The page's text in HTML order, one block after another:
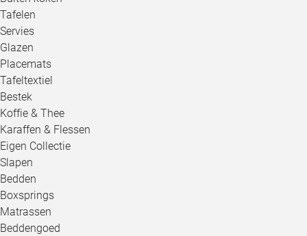
Tafelen
Servies
Glazen
Placemats
Tafeltextiel
Bestek
Koffie & Thee
Karaffen & Flessen
Eigen Collectie
Slapen
Bedden
Boxsprings
Matrassen
Beddengoed